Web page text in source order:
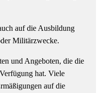
auf die Ausbildung
Militärzwecke.
und Angeboten, die die
hat. Viele
auf die